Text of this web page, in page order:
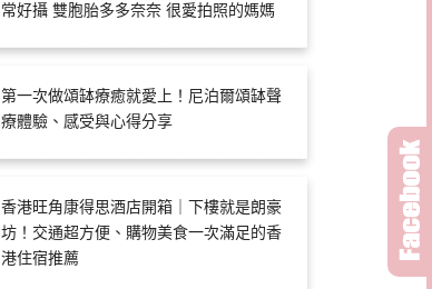
常好攝 雙胞胎多多奈奈 很愛拍照的媽媽
第一次做頌缽療癒就愛上！尼泊爾頌缽聲
療體驗、感受與心得分享
香港旺角康得思酒店開箱｜下樓就是朗豪
坊！交通超方便、購物美食一次滿足的香
港住宿推薦